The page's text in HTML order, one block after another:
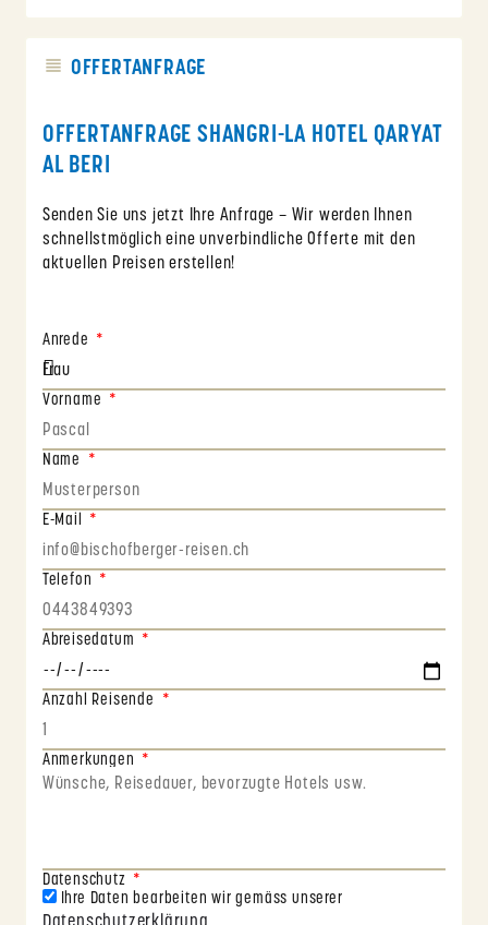
OFFERTANFRAGE
OFFERTANFRAGE SHANGRI-LA HOTEL QARYAT
AL BERI
Senden Sie uns jetzt Ihre Anfrage – Wir werden Ihnen
schnellstmöglich eine unverbindliche Offerte mit den
aktuellen Preisen erstellen!
Anrede
Vorname
Name
E-Mail
Telefon
Abreisedatum
Anzahl Reisende
Anmerkungen
Datenschutz
Ihre Daten bearbeiten wir gemäss unserer